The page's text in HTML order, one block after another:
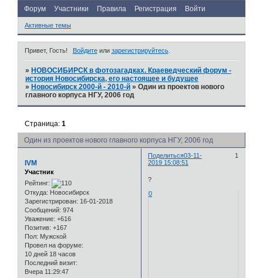
Форум Участники Правила Регистрация Войти
Активные темы
Привет, Гость! Войдитеили зарегистрируйтесь.
» НОВОСИБИРСК в фотозагадках. Краеведческий форум -
история Новосибирска, его настоящее и будущее
» Новосибирск 2000-й - 2010-й »Один из проектов нового
главного корпуса НГУ, 2006 год
Один из проектов нового главного корпуса НГУ, 2006 год
Страница:1
Поделиться 1
03-11-
2019 15:08:51
IVM
Участник
Рейтинг:
Откуда: Новосибирск
Зарегистрирован: 16-01-2018
Сообщений: 974
Уважение: +616
Позитив: +167
Пол: Мужской
Провел на форуме:
10 дней 18 часов
Последний визит:
Вчера 11:29:47
?
0